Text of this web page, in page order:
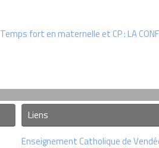
Temps fort en maternelle et CP : LA
Liens
Enseignement Catholique de